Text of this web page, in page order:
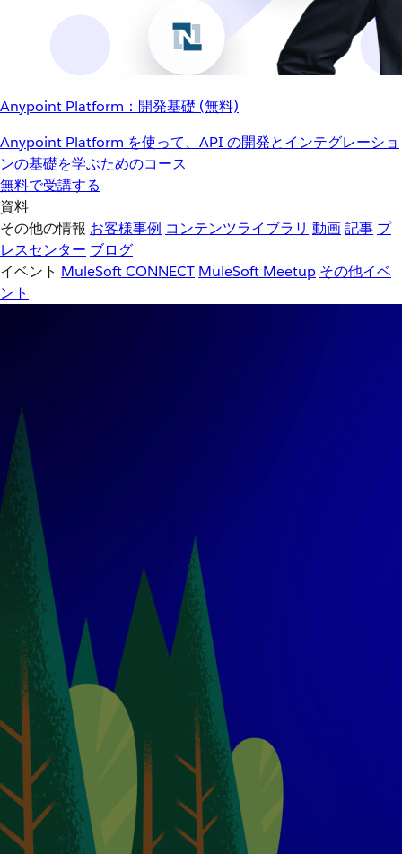
Anypoint Platform：開発基礎 (無料)
Anypoint Platform を使って、API の開発とインテグレーショ
ンの基礎を学ぶためのコース
無料で受講する
資料
その他の情報 お客様事例 コンテンツライブラリ 動画記事 プ
レスセンター ブログ
イベント MuleSoft CONNECT MuleSoft Meetup その他イベ
ント